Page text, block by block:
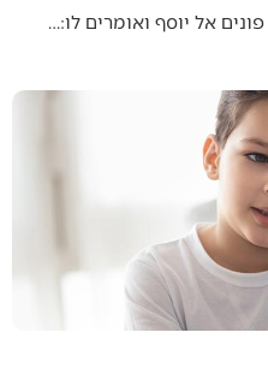
אל יוסף ואומרים לו:…